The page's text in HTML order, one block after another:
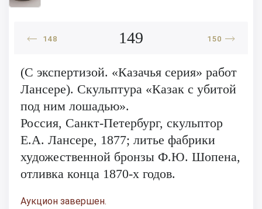
148 149 150
(С экспертизой. «Казачья серия» работ
Лансере). Скульптура «Казак с убитой
под ним лошадью».
Россия, Санкт-Петербург, скульптор
Е.А. Лансере, 1877; литье фабрики
художественной бронзы Ф.Ю. Шопена,
отливка конца 1870-х годов.
Аукцион завершен.